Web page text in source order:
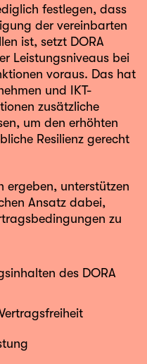
festlegen, dass
der vereinbarten
ist, setzt DORA
Leistungsniveaus bei
voraus. Das hat
und IKT-
zusätzliche
um den erhöhten
Resilienz gerecht
ergeben, unterstützen
Ansatz dabei,
zu
des DORA